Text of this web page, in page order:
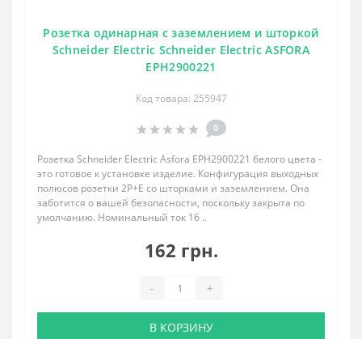
Розетка одинарная с заземлением и шторкой
Schneider Electric Schneider Electric ASFORA
EPH2900221
Код товара: 255947
0
Розетка Schneider Electric Asfora EPH2900221 белого цвета -
это готовое к установке изделие. Конфигурация выходных
полюсов розетки 2P+E со шторками и заземлением. Она
заботится о вашей безопасности, поскольку закрыта по
умолчанию. Номинальный ток 16 ..
162 грн.
- +
В КОРЗИНУ